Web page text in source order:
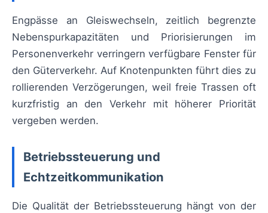
Engpässe an Gleiswechseln, zeitlich begrenzte
Nebenspurkapazitäten und Priorisierungen im
Personenverkehr verringern verfügbare Fenster für
den Güterverkehr. Auf Knotenpunkten führt dies zu
rollierenden Verzögerungen, weil freie Trassen oft
kurzfristig an den Verkehr mit höherer Priorität
vergeben werden.
Betriebssteuerung und
Echtzeitkommunikation
Die Qualität der Betriebssteuerung hängt von der